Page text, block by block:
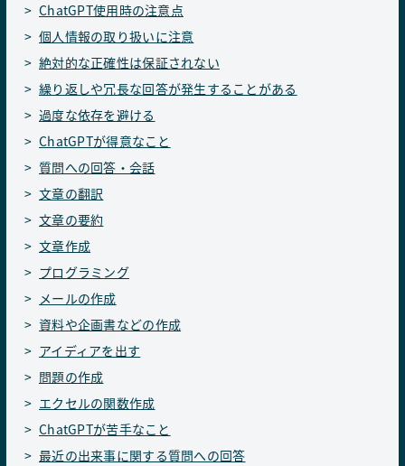
ChatGPT使用時の注意点
個人情報の取り扱いに注意
絶対的な正確性は保証されない
繰り返しや冗長な回答が発生することがある
過度な依存を避ける
ChatGPTが得意なこと
質問への回答・会話
文章の翻訳
文章の要約
文章作成
プログラミング
メールの作成
資料や企画書などの作成
アイディアを出す
問題の作成
エクセルの関数作成
ChatGPTが苦手なこと
最近の出来事に関する質問への回答